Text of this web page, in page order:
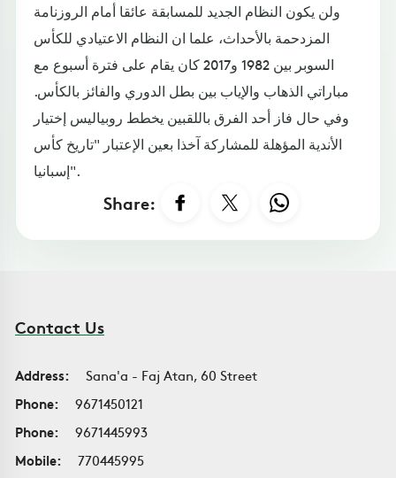
ولن يكون النظام الجديد للمسابقة عائقا أمام الروزنامة
المزدحمة بالأحداث، علما ان النظام الاعتيادي للكأس
السوبر بين 1982 و2017 كان يقام على فترة أسبوع مع
مباراتي الذهاب والإياب بين بطل الدوري والفائز بالكأس.
وفي حال فاز أحد الفرق باللقبين يخطط روبياليس إختيار
الأندية المؤهلة للمشاركة آخذا بعين الإعتبار "تاريخ كأس
إسبانيا".
Share:
Contact Us
Address:
Sana'a - Faj Atan, 60 Street
Phone:
9671450121
Phone:
9671445993
Mobile:
770445995